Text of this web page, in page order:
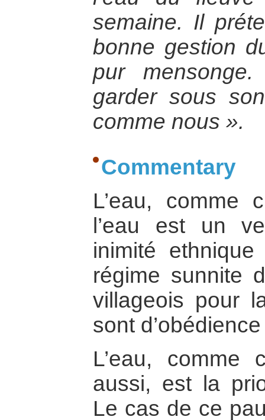
semaine. Il
bonne gestion
pur
garder sous
comme nous ».
Commentary
L’eau, comme
l’eau est un
inimité
régime sunnite
villageois pour
sont
L’eau, comme
aussi, est la
Le cas de ce